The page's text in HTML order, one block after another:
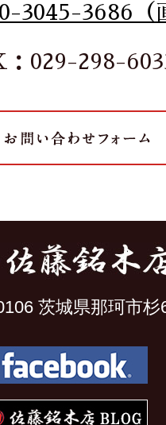
3045-3686（
029-298-
茨城県那珂市杉